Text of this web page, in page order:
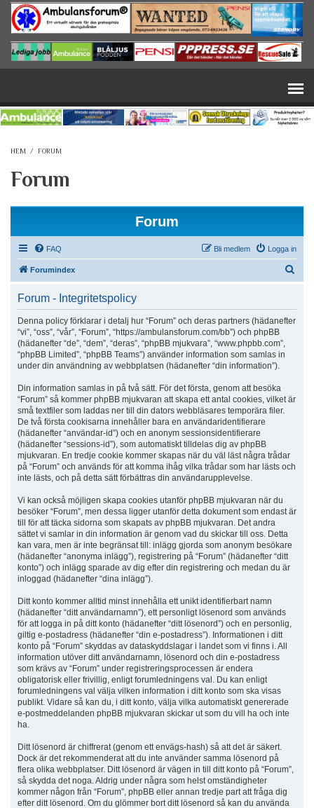
Hoppa till huvudinnehåll
HEM / FORUM
Forum